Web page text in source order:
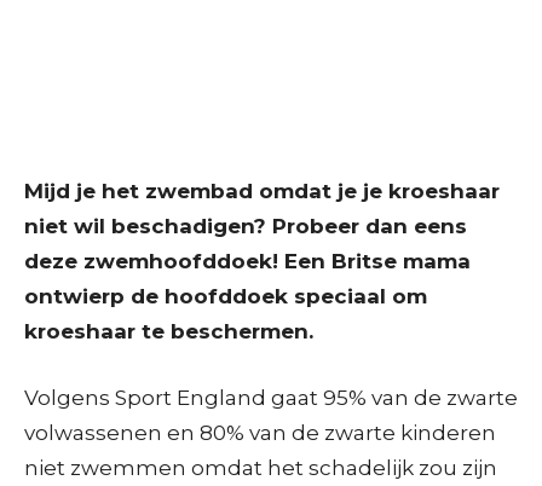
Mijd je het zwembad omdat je je kroeshaar
niet wil beschadigen? Probeer dan eens
deze zwemhoofddoek! Een Britse mama
ontwierp de hoofddoek speciaal om
kroeshaar te beschermen.
Volgens Sport England gaat 95% van de zwarte
volwassenen en 80% van de zwarte kinderen
niet zwemmen omdat het schadelijk zou zijn